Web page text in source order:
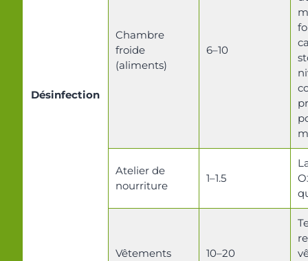
Désinfection
Chambre
froide
(aliments)
6–10
Atelier de
nourriture
1–1.5
O
Vêtements 10–20